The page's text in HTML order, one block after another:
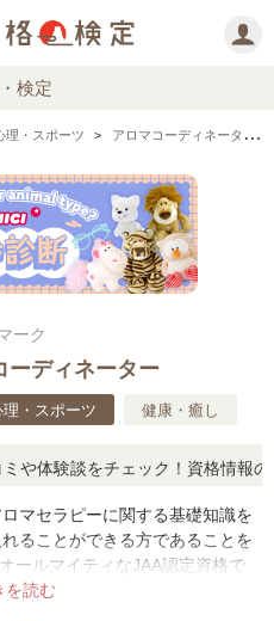
検定
理・スポーツ アロマコーディネーターの情報まとめ
ーク
ーディネーター
・スポーツ 健康・癒し
験談をチェック！資格情報の下
を読む
マセラピーに関する基礎知識を
ることができる方であることを
ールマイティなJAA認定資格で